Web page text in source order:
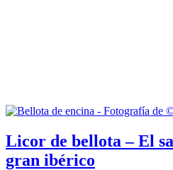
Licor de bellota – El
gran ibérico